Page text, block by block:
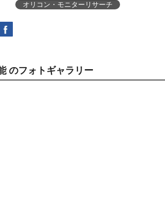
オリコン・モニターリサーチ
のフォトギャラリー